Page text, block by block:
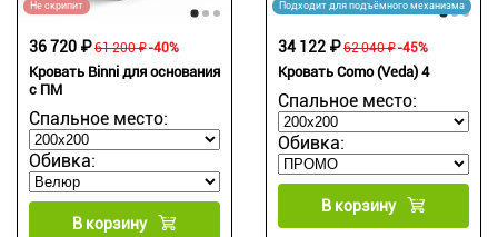
Не скрипит
Кровать Binni для основания
с ПМ
Спальное место:
Обивка:
61 200 ₽
36 720 ₽ -40%
В корзину
Подходит для подъёмного механизма
Кровать Como (Veda) 4
Спальное место:
Обивка:
62 040 ₽
34 122 ₽ -45%
В корзину